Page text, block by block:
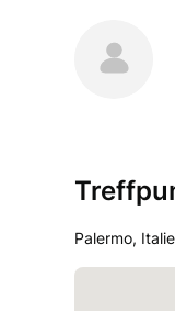
Palermo,